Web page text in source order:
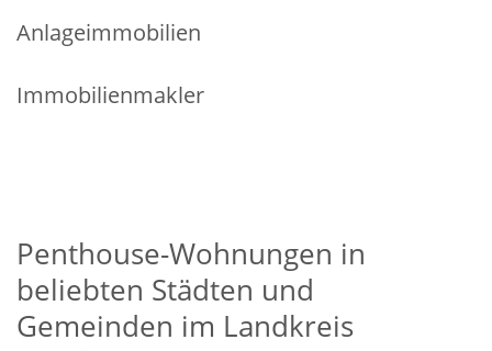
Anlageimmobilien
Immobilienmakler
Penthouse-Wohnungen in
beliebten Städten und
Gemeinden im Landkreis